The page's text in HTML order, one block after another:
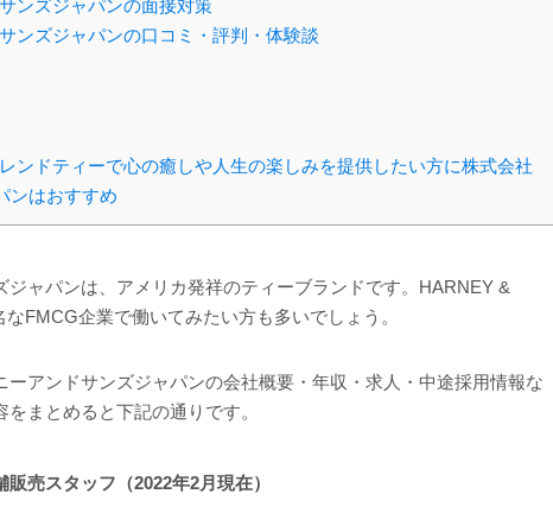
ンズジャパンの面接対策
ンズジャパンの口コミ・評判・体験談
ンドティーで心の癒しや人生の楽しみを提供したい方に株式会社
ンはおすすめ
ジャパンは、アメリカ発祥のティーブランドです。HARNEY &
FMCG企業で働いてみたい方も多いでしょう。
ーアンドサンズジャパンの会社概要・年収・求人・中途採用情報な
まとめると下記の通りです。
売スタッフ（2022年2月現在）